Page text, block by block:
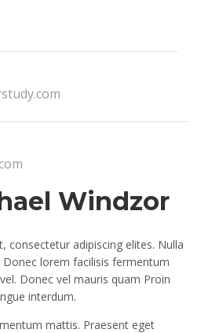
Windzor
consectetur adipiscing elites. Nulla
lorem facilisis fermentum
Donec vel mauris quam Proin
interdum.
mattis. Praesent eget